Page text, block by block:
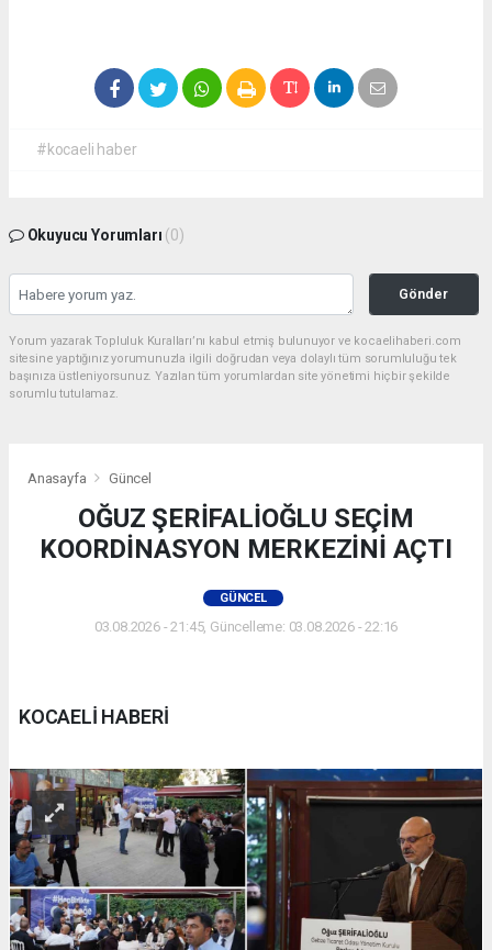
#kocaeli haber
Okuyucu Yorumları (0)
Gönder
Yorum yazarak Topluluk Kuralları’nı kabul etmiş bulunuyor ve kocaelihaberi.com
sitesine yaptığınız yorumunuzla ilgili doğrudan veya dolaylı tüm sorumluluğu tek
başınıza üstleniyorsunuz. Yazılan tüm yorumlardan site yönetimi hiçbir şekilde
sorumlu tutulamaz.
Anasayfa Güncel
OĞUZ ŞERİFALİOĞLU SEÇİM
KOORDİNASYON MERKEZİNİ AÇTI
GÜNCEL
03.08.2026 - 21:45, Güncelleme: 03.08.2026 - 22:16
KOCAELİ HABERİ